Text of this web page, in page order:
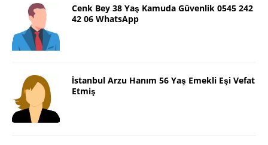
Cenk Bey 38 Yaş Kamuda Güvenlik 0545 242
42 06 WhatsApp
İstanbul Arzu Hanım 56 Yaş Emekli Eşi Vefat
Etmiş